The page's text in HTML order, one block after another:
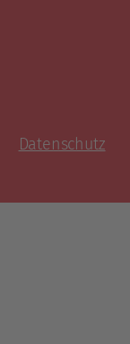
Datenschutz